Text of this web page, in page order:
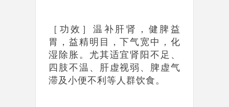
［功效］温补肝肾，健脾益
胃，益精明目，下气宽中，化
湿除胀。尤其适宜肾阳不足、
四肢不温、肝虚视弱、脾虚气
滞及小便不利等人群饮食。